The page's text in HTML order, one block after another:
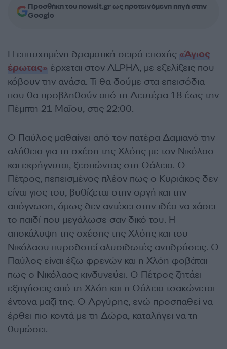
Προσθήκη του newsit.gr ως προτεινόμενη πηγή στην
Google
Η επιτυχημένη δραματική σειρά εποχής «Άγιος
έρωτας» έρχεται στον ALPHA, με εξελίξεις που
κόβουν την ανάσα. Τι θα δούμε στα επεισόδια
που θα προβληθούν από τη Δευτέρα 18 έως την
Πέμπτη 21 Μαΐου, στις 22:00.
Ο Παύλος μαθαίνει από τον πατέρα Δαμιανό την
αλήθεια για τη σχέση της Χλόης με τον Νικόλαο
και εκρήγνυται, ξεσπώντας στη Θάλεια. Ο
Πέτρος, πεπεισμένος πλέον πως ο Κυριάκος δεν
είναι γιος του, βυθίζεται στην οργή και την
απόγνωση, όμως δεν αντέχει στην ιδέα να χάσει
το παιδί που μεγάλωσε σαν δικό του. Η
αποκάλυψη της σχέσης της Χλόης και του
Νικόλαου πυροδοτεί αλυσιδωτές αντιδράσεις. Ο
Παύλος είναι έξω φρενών και η Χλόη φοβάται
πως ο Νικόλαος κινδυνεύει. Ο Πέτρος ζητάει
εξηγήσεις από τη Χλόη και η Θάλεια τσακώνεται
έντονα μαζί της. Ο Αργύρης, ενώ προσπαθεί να
έρθει πιο κοντά με τη Δώρα, καταλήγει να τη
θυμώσει.